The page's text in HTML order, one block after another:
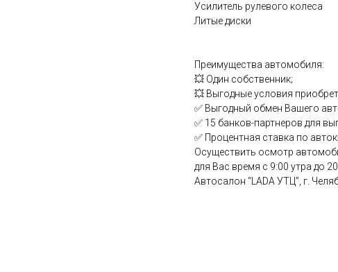
Усилитель рулевого колеса
Литые диски
Преимущества автомобиля:
💥 Один собственник;
💥 Выгодные условия
✅ Выгодный обмен Вашего
✅ 15 банков-партнеров для
✅ Процентная ставка по
Осуществить осмотр
для Вас время с 9:00 утра до
Автосалон “LАDА УТЦ”, г.